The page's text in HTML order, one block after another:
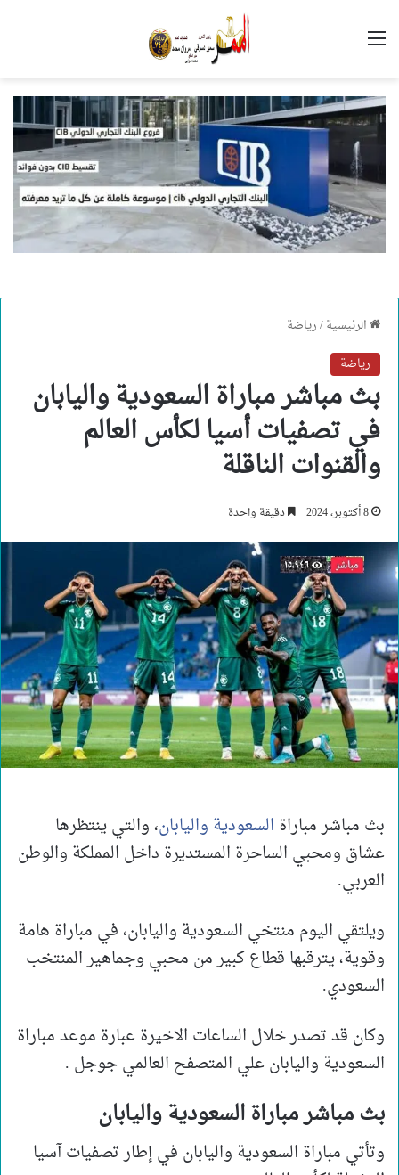
القائمة
الرئيسية/رياضة
رياضة
بث مباشر مباراة السعودية واليابان
في تصفيات أسيا لكأس العالم
والقنوات الناقلة
8 أكتوبر، 2024 دقيقة واحدة
بث مباشر مباراة السعودية واليابان، والتي ينتظرها
عشاق ومحبي الساحرة المستديرة داخل المملكة والوطن
العربي.
ويلتقي اليوم منتخي السعودية واليابان، في مباراة هامة
وقوية، يترقبها قطاع كبير من محبي وجماهير المنتخب
السعودي.
وكان قد تصدر خلال الساعات الاخيرة عبارة موعد مباراة
السعودية واليابان علي المتصفح العالمي جوجل .
بث مباشر مباراة السعودية واليابان
وتأتي مباراة السعودية واليابان في إطار تصفيات آسيا